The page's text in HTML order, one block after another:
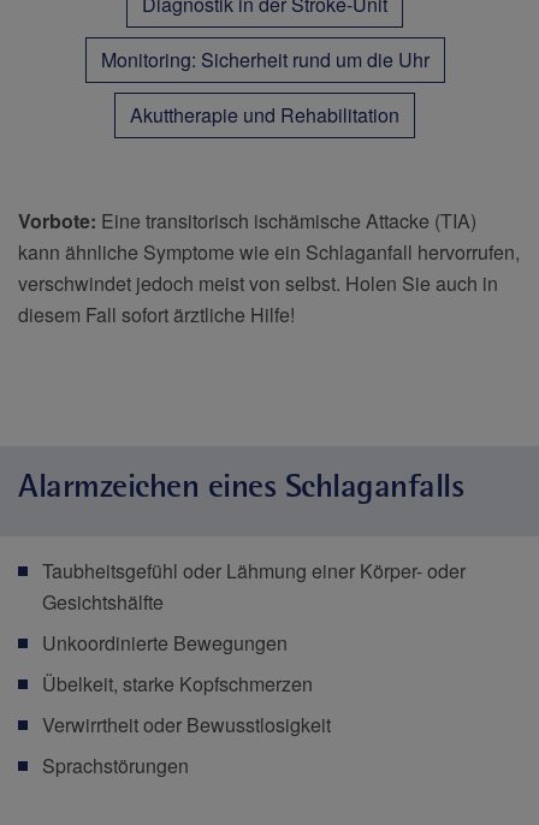
Monitoring: Sicherheit rund um die Uhr
Akuttherapie und Rehabilitation
Vorbote: Eine transitorisch ischämische Attacke (TIA)
kann ähnliche Symptome wie ein Schlaganfall hervorrufen,
verschwindet jedoch meist von selbst. Holen Sie auch in
diesem Fall sofort ärztliche Hilfe!
Alarmzeichen eines Schlaganfalls
Taubheitsgefühl oder Lähmung einer Körper- oder
Gesichtshälfte
Unkoordinierte Bewegungen
Übelkeit, starke Kopfschmerzen
Verwirrtheit oder Bewusstlosigkeit
Sprachstörungen